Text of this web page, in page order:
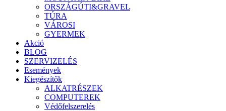
ORSZÁGÚTI&GRAVEL
TÚRA
VÁROSI
GYERMEK
Akció
BLOG
SZERVIZELÉS
Események
Kiegészítők
ALKATRÉSZEK
COMPUTEREK
Védőfelszerelés